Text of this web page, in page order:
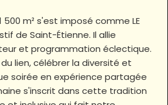
m² s'est imposé comme LE
de Saint-Étienne. Il allie
et programmation éclectique.
lien, célébrer la diversité et
soirée en expérience partagée
s'inscrit dans cette tradition